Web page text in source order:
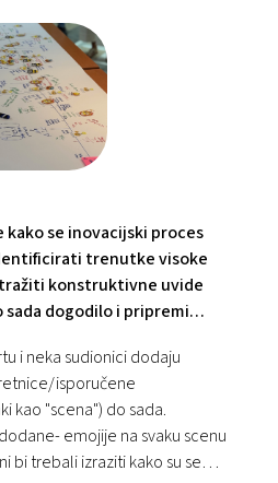
kako se inovacijski proces
trenutke visoke
konstruktivne uvide
sada dogodilo i pripremiti
i neka sudionici dodaju
isporučene
kao "scena") do sada.
emojije na svaku scenu
bi trebali izraziti kako su se